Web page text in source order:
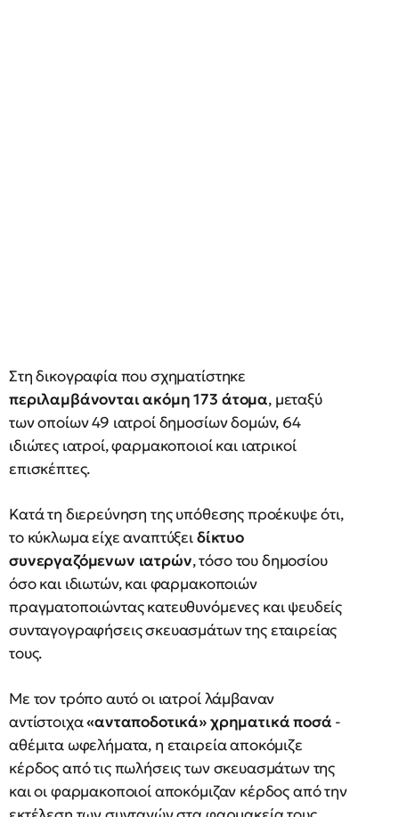
Στη δικογραφία που σχηματίστηκε
περιλαμβάνονται ακόμη 173 άτομα, μεταξύ
των οποίων 49 ιατροί δημοσίων δομών, 64
ιδιώτες ιατροί, φαρμακοποιοί και ιατρικοί
επισκέπτες.
Κατά τη διερεύνηση της υπόθεσης προέκυψε ότι,
το κύκλωμα είχε αναπτύξειδίκτυο
συνεργαζόμενων ιατρών, τόσο του δημοσίου
όσο και ιδιωτών, και φαρμακοποιών
πραγματοποιώντας κατευθυνόμενες και ψευδείς
συνταγογραφήσεις σκευασμάτων της εταιρείας
τους.
Με τον τρόπο αυτό οι ιατροί λάμβαναν
αντίστοιχα«ανταποδοτικά» χρηματικά ποσά -
αθέμιτα ωφελήματα, η εταιρεία αποκόμιζε
κέρδος από τις πωλήσεις των σκευασμάτων της
και οι φαρμακοποιοί αποκόμιζαν κέρδος από την